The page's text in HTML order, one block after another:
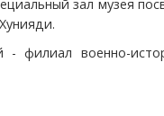
зал музея
- филиал военно-